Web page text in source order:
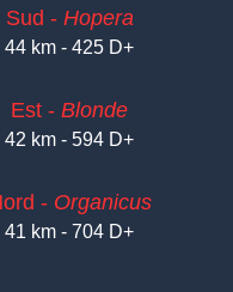
Sud - Hopera
44 km - 425 D+
Est - Blonde
42 km - 594 D+
- Organicus
41 km - 704 D+